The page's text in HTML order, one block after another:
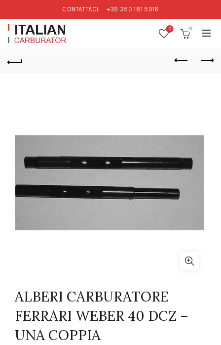
CONTATTACI: +39 350 181 5916
0 0
ALBERI CARBURATORE
FERRARI WEBER 40 DCZ –
UNA COPPIA